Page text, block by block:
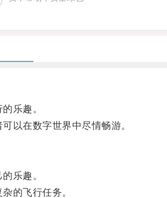
乐趣。
以在数字世界中尽情畅游。
乐趣。
的飞行任务。